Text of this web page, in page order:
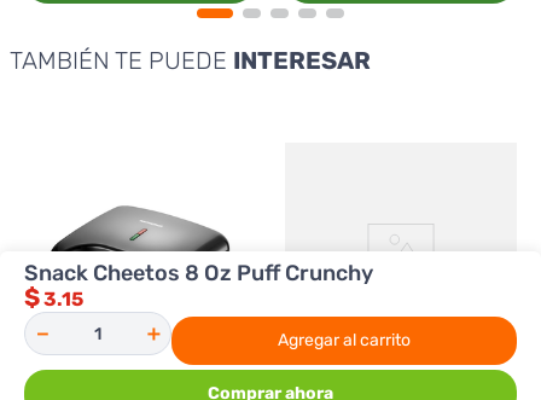
TAMBIÉN TE PUEDE INTERESAR
Snack Cheetos 8 Oz Puff Crunchy
$3.15
＋
－ Agregar al carrito
Comprar ahora